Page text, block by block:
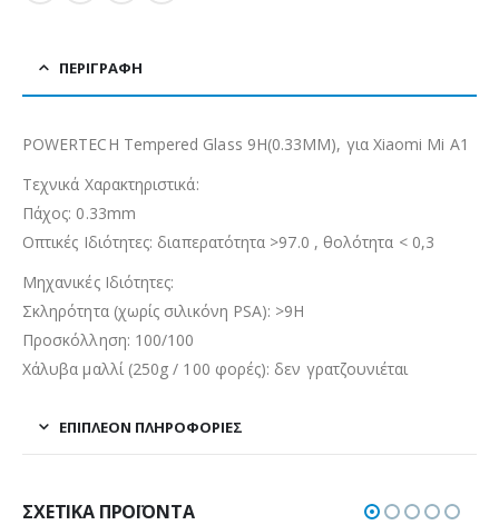
ΠΕΡΙΓΡΑΦΉ
POWERTECH Tempered Glass 9H(0.33MM), για Xiaomi Mi A1
Τεχνικά Χαρακτηριστικά:
Πάχος: 0.33mm
Οπτικές Ιδιότητες: διαπερατότητα >97.0 , θολότητα < 0,3
Μηχανικές Ιδιότητες:
Σκληρότητα (χωρίς σιλικόνη PSA): >9H
Προσκόλληση: 100/100
Χάλυβα μαλλί (250g / 100 φορές): δεν γρατζουνιέται
ΕΠΙΠΛΈΟΝ ΠΛΗΡΟΦΟΡΊΕΣ
ΣΧΕΤΙΚΆ ΠΡΟΪΌΝΤΑ